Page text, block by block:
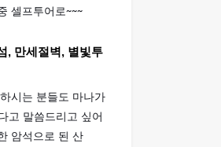
셀프투어로~~~
, 만세절벽, 별빛투
하시는 분들도 마나가
고 말씀드리고 싶어
암석으로 된 산